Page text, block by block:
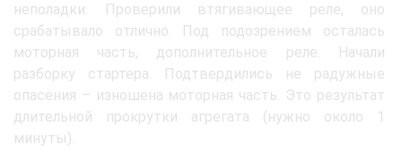
неполадки. Проверили втягивающее реле, оно
срабатывало отлично. Под подозрением осталась
моторная часть, дополнительное реле. Начали
разборку стартера. Подтвердились не радужные
опасения – изношена моторная часть. Это результат
длительной прокрутки агрегата (нужно около 1
минуты).